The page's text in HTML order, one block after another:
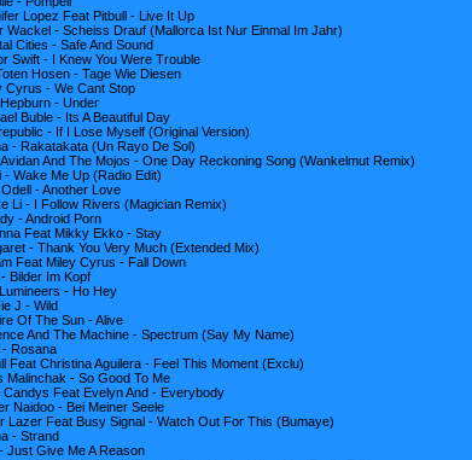
Lopez Feat Pitbull - Live It Up
Wackel - Scheiss Drauf (Mallorca Ist Nur Einmal Im Jahr)
Cities - Safe And Sound
Swift - I Knew You Were Trouble
Hosen - Tage Wie Diesen
Cyrus - We Cant Stop
- Under
Buble - Its A Beautiful Day
- If I Lose Myself (Original Version)
- Rakatakata (Un Rayo De Sol)
And The Mojos - One Day Reckoning Song (Wankelmut Remix)
- Wake Me Up (Radio Edit)
- Another Love
Li - I Follow Rivers (Magician Remix)
- Android Porn
Feat Mikky Ekko - Stay
- Thank You Very Much (Extended Mix)
Feat Miley Cyrus - Fall Down
Bilder Im Kopf
- Ho Hey
J - Wild
Of The Sun - Alive
And The Machine - Spectrum (Say My Name)
Rosana
Feat Christina Aguilera - Feel This Moment (Exclu)
Malinchak - So Good To Me
Candys Feat Evelyn And - Everybody
Naidoo - Bei Meiner Seele
Lazer Feat Busy Signal - Watch Out For This (Bumaye)
- Strand
Just Give Me A Reason